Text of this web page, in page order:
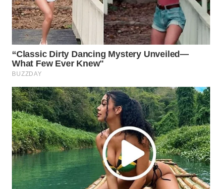
ID
MARTABAT
NET
PLN
WATCH
MKLI
LPKKI
LKKI
KOPEKLIN